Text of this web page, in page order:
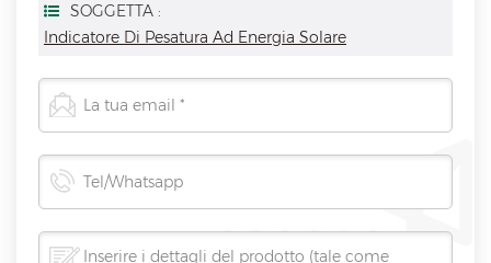
SOGGETTA :
Indicatore Di Pesatura Ad Energia Solare